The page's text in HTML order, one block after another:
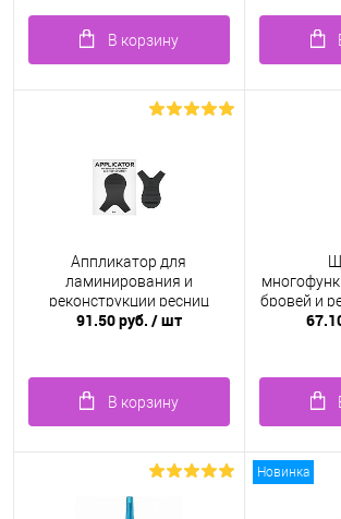
В корзину
Аппликатор для
ламинирования и
реконструкции ресниц
91.50 руб. / шт
В корзину
бровей и
1.0
Новинка